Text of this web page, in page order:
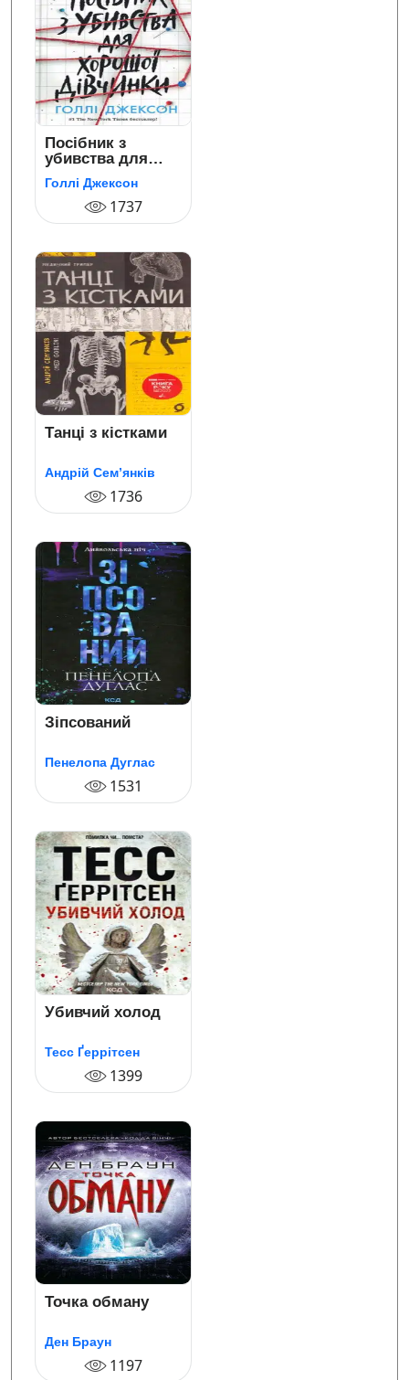
Посібник з
убивства для
хорошої дівчинки
Голлі Джексон
1737
Танці з кістками
Андрій Сем’янків
1736
Зіпсований
Пенелопа Дуглас
1531
Убивчий холод
Тесс Ґеррітсен
1399
Точка обману
Ден Браун
1197